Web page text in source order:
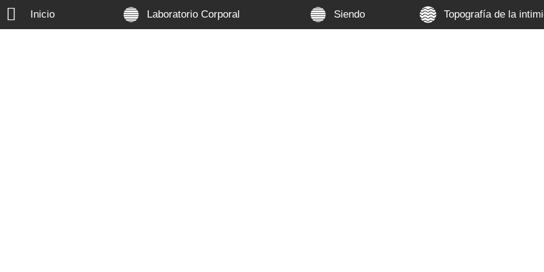
Inicio Laboratorio Corporal Siendo Topografía de la